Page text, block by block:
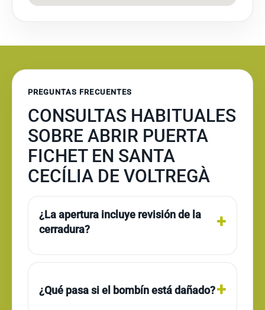
PREGUNTAS FRECUENTES
CONSULTAS HABITUALES
SOBRE ABRIR PUERTA
FICHET EN SANTA
CECÍLIA DE VOLTREGÀ
¿La apertura incluye revisión de la
cerradura?
¿Qué pasa si el bombín está dañado?